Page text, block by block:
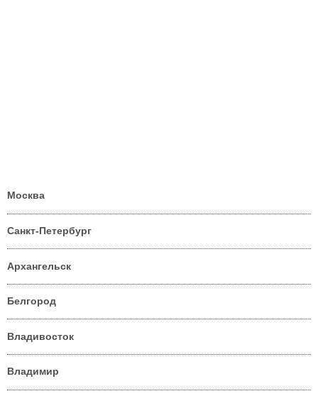
Москва
Санкт-Петербург
Архангельск
Белгород
Владивосток
Владимир